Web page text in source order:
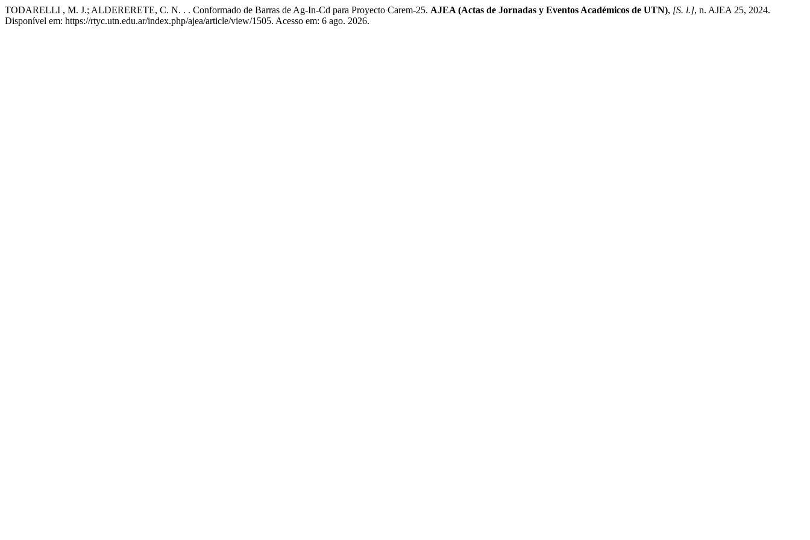
TODARELLI , M. J.; ALDERERETE, C. N. . . Conformado de Barras de Ag-In-Cd para Proyecto Carem-25. AJEA (Actas de Jornadas y Eventos Académicos de UTN), [S. l.], n. AJEA 25, 2024.
Disponível em: https://rtyc.utn.edu.ar/index.php/ajea/article/view/1505. Acesso em: 6 ago. 2026.